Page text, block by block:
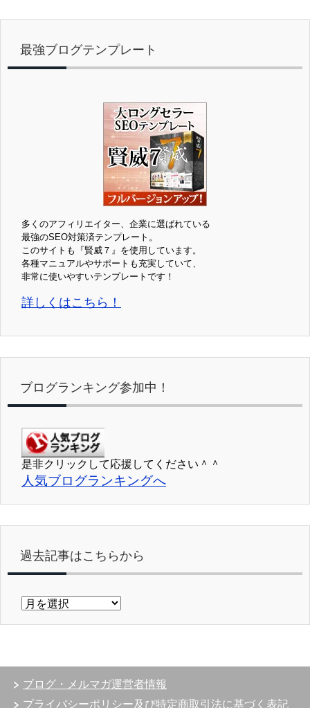
最強ブログテンプレート
多くのアフィリエイター、企業に選ばれている
最強のSEO対策済テンプレート。
このサイトも『賢威７』を使用しています。
各種マニュアルやサポートも充実していて、
非常に使いやすいテンプレートです！
詳しくはこちら！
ブログランキング参加中！
是非クリックして応援してください＾＾
人気ブログランキングへ
過去記事はこちらから
過
ち
ら
ブログ・メルマガ運営者情報
プライバシーポリシー及び特定商取引法に基づく表記